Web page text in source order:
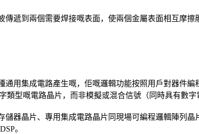
遞到兩個需要焊接嘅表面，使兩個金屬表面相互摩擦
通用集成電路產生嘅，佢嘅邏輯功能按照用戶對器件
類型嘅電路晶片，而非模擬或混合信號（同時具有數字
儲器晶片、專用集成電路晶片同現場可編程邏輯陣列
。